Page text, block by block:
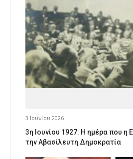
3 Ιουνίου 2026
3η Ιουνίου 1927: Η ημέρα που η
την Αβασίλευτη Δημοκρατία